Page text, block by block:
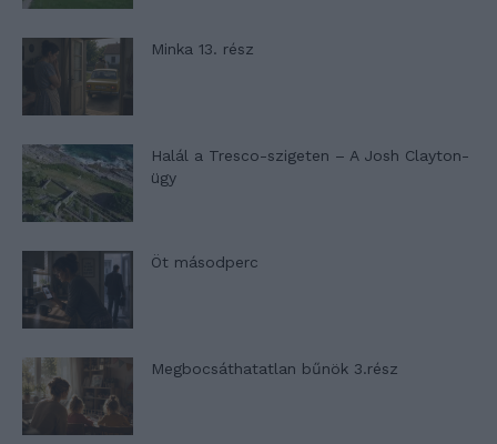
Minka 13. rész
Halál a Tresco-szigeten – A Josh Clayton-
ügy
Öt másodperc
Megbocsáthatatlan bűnök 3.rész